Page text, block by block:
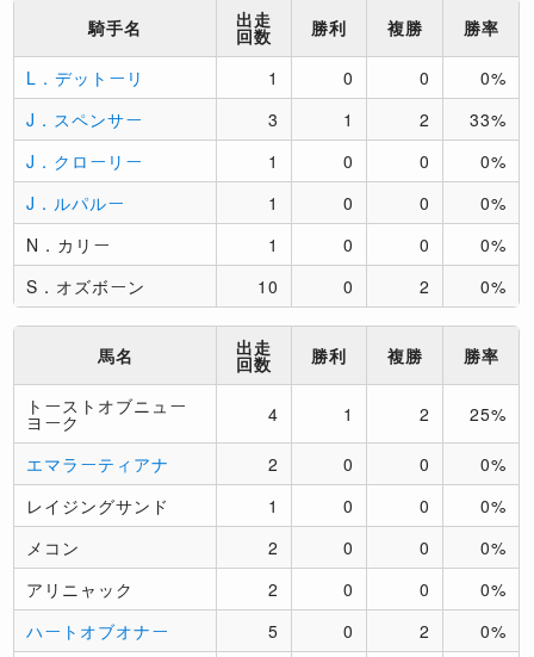
騎手名 出走
回数 勝利 複勝 勝率
L．デットーリ 1 0 0
0%
J．スペンサー
3 1 2
33%
J．クローリー
1 0 0
0%
J．ルパルー
1 0 0
0%
N．カリー
1 0 0
0%
S．オズボーン
10 0 2 0%
馬名 出走
回数 勝利 複勝 勝率
トーストオブニュー
ヨーク 4 1 2 25%
エマラーティアナ 2 0 0
0%
レイジングサンド
1 0 0
0%
メコン
2 0 0
0%
アリニャック
2 0 0
0%
ハートオブオナー
5 0 2
0%